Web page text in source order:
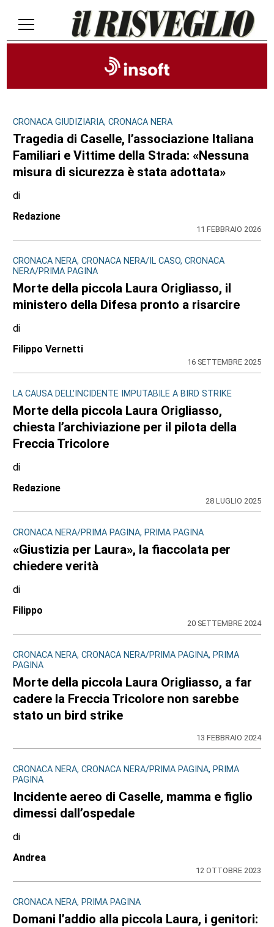
CRONACA GIUDIZIARIA, CRONACA NERA
Tragedia di Caselle, l’associazione Italiana
Familiari e Vittime della Strada: «Nessuna
misura di sicurezza è stata adottata»
di
Redazione
11 FEBBRAIO 2026
CRONACA NERA, CRONACA NERA/IL CASO, CRONACA
NERA/PRIMA PAGINA
Morte della piccola Laura Origliasso, il
ministero della Difesa pronto a risarcire
di
Filippo Vernetti
16 SETTEMBRE 2025
LA CAUSA DELL'INCIDENTE IMPUTABILE A BIRD STRIKE
Morte della piccola Laura Origliasso,
chiesta l’archiviazione per il pilota della
Freccia Tricolore
di
Redazione
28 LUGLIO 2025
CRONACA NERA/PRIMA PAGINA, PRIMA PAGINA
«Giustizia per Laura», la fiaccolata per
chiedere verità
di
Filippo
20 SETTEMBRE 2024
CRONACA NERA, CRONACA NERA/PRIMA PAGINA, PRIMA
PAGINA
Morte della piccola Laura Origliasso, a far
cadere la Freccia Tricolore non sarebbe
stato un bird strike
13 FEBBRAIO 2024
CRONACA NERA, CRONACA NERA/PRIMA PAGINA, PRIMA
PAGINA
Incidente aereo di Caselle, mamma e figlio
dimessi dall’ospedale
di
Andrea
12 OTTOBRE 2023
CRONACA NERA, PRIMA PAGINA
Domani l’addio alla piccola Laura, i genitori: